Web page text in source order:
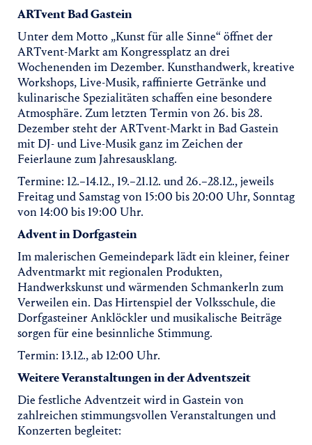
ARTvent Bad Gastein
Unter dem Motto „Kunst für alle Sinne“ öffnet der
ARTvent-Markt am Kongressplatz an drei
Wochenenden im Dezember. Kunsthandwerk, kreative
Workshops, Live-Musik, raffinierte Getränke und
kulinarische Spezialitäten schaffen eine besondere
Atmosphäre. Zum letzten Termin von 26. bis 28.
Dezember steht der ARTvent-Markt in Bad Gastein
mit DJ- und Live-Musik ganz im Zeichen der
Feierlaune zum Jahresausklang.
Termine: 12.–14.12., 19.–21.12. und 26.–28.12., jeweils
Freitag und Samstag von 15:00 bis 20:00 Uhr, Sonntag
von 14:00 bis 19:00 Uhr.
Advent in Dorfgastein
Im malerischen Gemeindepark lädt ein kleiner, feiner
Adventmarkt mit regionalen Produkten,
Handwerkskunst und wärmenden Schmankerln zum
Verweilen ein. Das Hirtenspiel der Volksschule, die
Dorfgasteiner Anklöckler und musikalische Beiträge
sorgen für eine besinnliche Stimmung.
Termin: 13.12., ab 12:00 Uhr.
Weitere Veranstaltungen in der Adventszeit
Die festliche Adventzeit wird in Gastein von
zahlreichen stimmungsvollen Veranstaltungen und
Konzerten begleitet: